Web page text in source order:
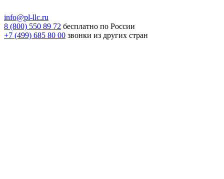
info@pl-llc.ru
8 (800) 550 89 72 бесплатно по России
+7 (499) 685 80 00 звонки из других стран